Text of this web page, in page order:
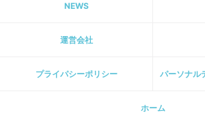
NEWS
運営会社
プライパシーポリシー パーソナル
ホーム